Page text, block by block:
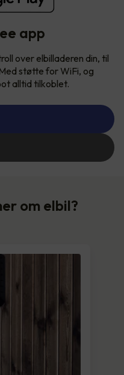
app
over elbilladeren din, til
støtte for WiFi, og
alltid tilkoblet.
om elbil?